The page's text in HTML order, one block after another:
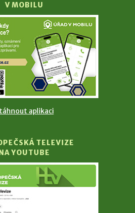
V MOBILU
aplikaci
TELEVIZE
YOUTUBE